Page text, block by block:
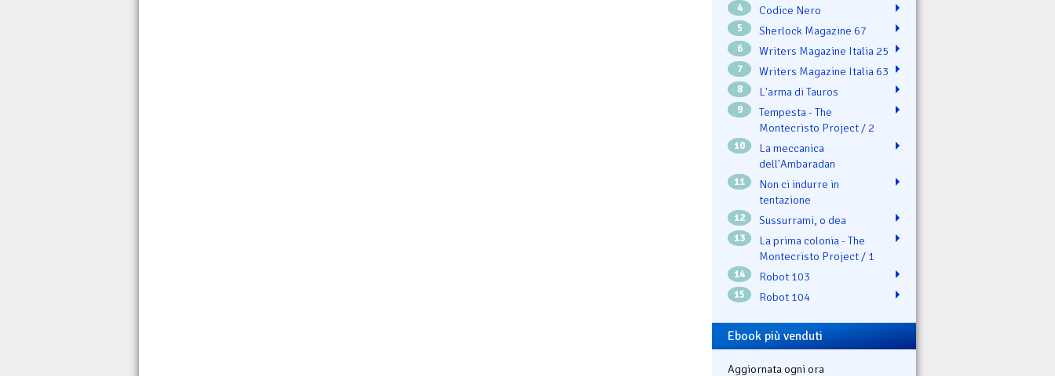
4 Codice Nero
5 Sherlock Magazine 67
6 Writers Magazine Italia 25
7 Writers Magazine Italia 63
8 L'arma di Tauros
9
Tempesta - The
Montecristo Project / 2
10
La meccanica
dell'Ambaradan
11
Non ci indurre in
tentazione
12 Sussurrami, o dea
13
La prima colonia - The
Montecristo Project / 1
14 Robot 103
15 Robot 104
Ebook più venduti
Aggiornata ogni ora